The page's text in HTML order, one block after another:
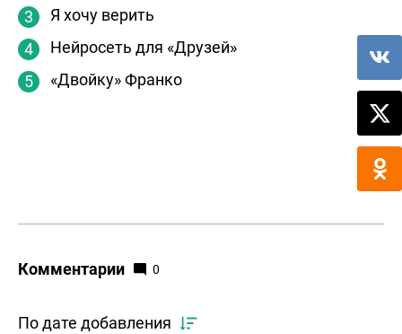
Я хочу верить
Нейросеть для «Друзей»
«Двойку» Франко
Комментарии 0
По дате добавления